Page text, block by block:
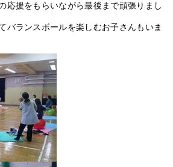
応援をもらいながら最後まで頑張りまし
バランスボールを楽しむお子さんもいま